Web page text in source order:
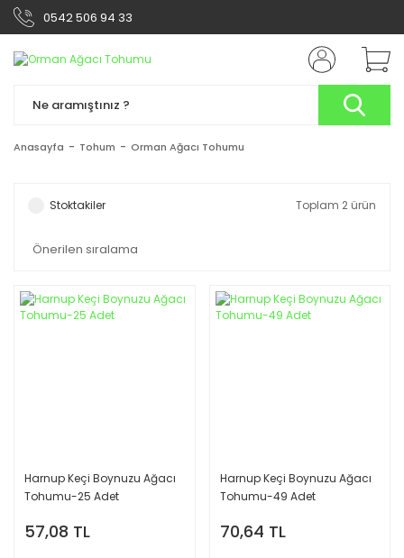
0542 506 94 33
Anasayfa Tohum Orman Ağacı Tohumu
Stoktakiler Toplam 2 ürün
Harnup Keçi Boynuzu Ağacı
Tohumu-25 Adet
57,08 TL
Harnup Keçi Boynuzu Ağacı
Tohumu-49 Adet
70,64 TL